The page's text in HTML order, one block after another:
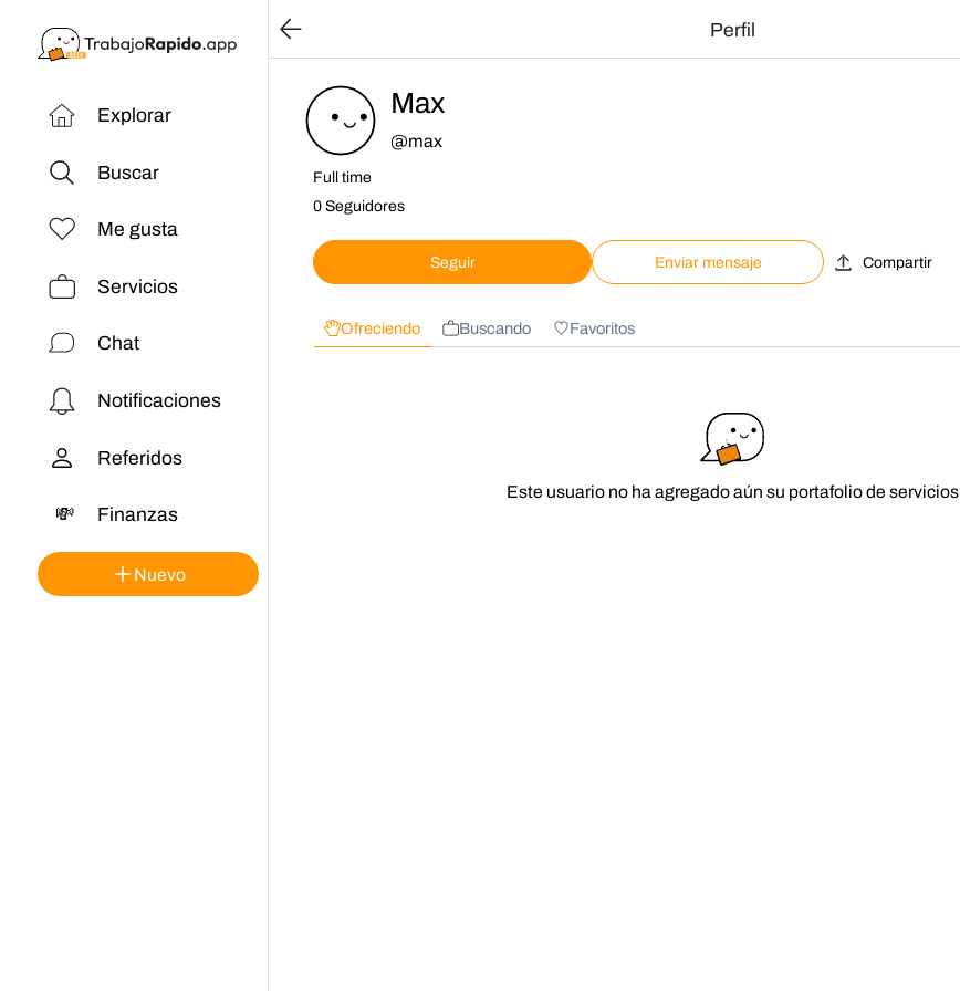
Explorar
Buscar
Me gusta
Servicios
Chat
Notificaciones
Referidos
💸 Finanzas
Nuevo
Perfil
Max
@max
Full time
0 Seguidores
Seguir Enviar mensaje Compartir
Ofreciendo Buscando Favoritos
Este usuario no ha agregado aún su portafolio de servicios